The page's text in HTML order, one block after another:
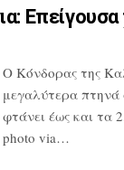
Επείγουσα
Ο Κόνδορας της
μεγαλύτερα πτηνά
φτάνει έως και τα
photo via…